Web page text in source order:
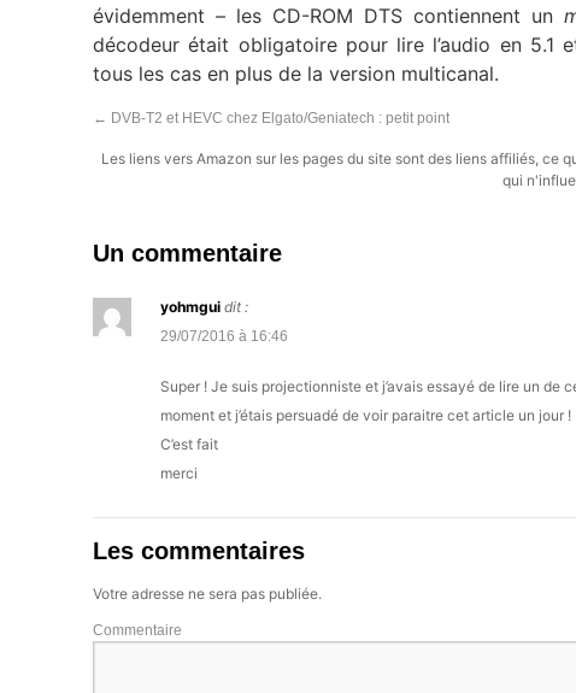
évidemment – les CD-ROM DTS contiennent un
décodeur était obligatoire pour lire l’audio en 5.1
tous les cas en plus de la version multicanal.
← DVB-T2 et HEVC chez Elgato/Geniatech : petit point
Les liens vers Amazon sur les pages du site sont des liens affiliés, ce
qui
Un commentaire
yohmgui dit :
29/07/2016 à 16:46
Super ! Je suis projectionniste et j’avais essayé de lire un de
moment et j’étais persuadé de voir paraitre cet article un jour !
C’est fait
merci
Les commentaires
Votre adresse ne sera pas publiée.
Commentaire